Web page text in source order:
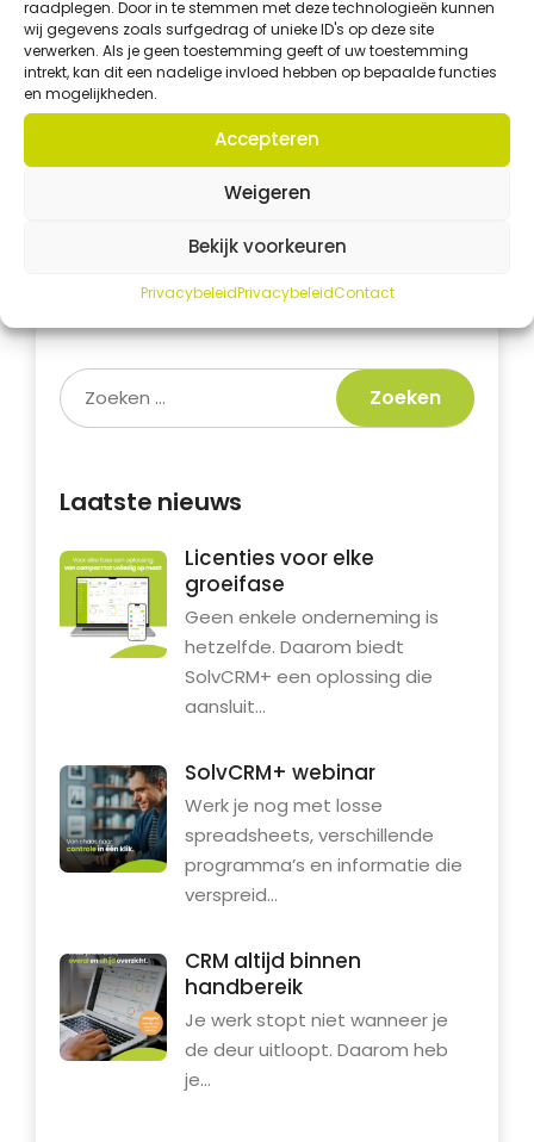
raadplegen. Door in te stemmen met deze technologieën kunnen
wij gegevens zoals surfgedrag of unieke ID's op deze site
verwerken. Als je geen toestemming geeft of uw toestemming
intrekt, kan dit een nadelige invloed hebben op bepaalde functies
en mogelijkheden.
Accepteren
Weigeren
Bekijk voorkeuren
PrivacybeleidPrivacybeleidContact
Nieuw!Solvie: je digitale
SolvCRM+ assistent
Solvie is onze AI-assistent die je helpt met
Kom je er niet uit? Solvie geeft je direct
acties.
Vraag het Solvie
Laatste nieuws
Licenties voor elke
groeifase
Geen enkele onderneming is
hetzelfde. Daarom biedt
SolvCRM+ een oplossing die
aansluit...
SolvCRM+ webinar
Werk je nog met losse
spreadsheets, verschillende
programma’s en informatie die
verspreid...
CRM altijd binnen
handbereik
Je werk stopt niet wanneer je
de deur uitloopt. Daarom heb
je...